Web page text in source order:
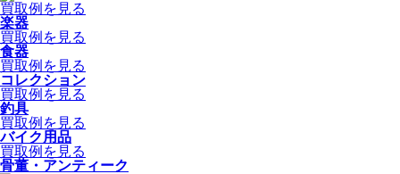
買取例を見る
楽器
買取例を見る
食器
買取例を見る
コレクション
買取例を見る
釣具
買取例を見る
バイク用品
買取例を見る
骨董・アンティーク